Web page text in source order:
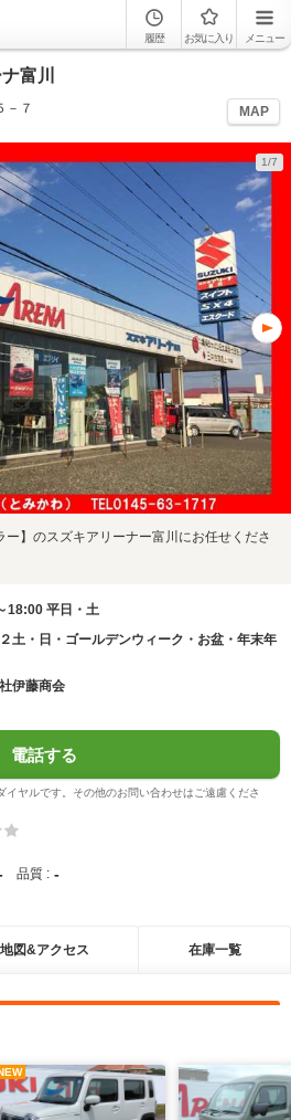
履歴 お気に入り メニュー
富川
－７ MAP
1/7
】のスズキアリーナー富川にお任せくださ
18:00 平日・土
土・日・ゴールデンウィーク・お盆・年末年
伊藤商会
電話する
ヤルです。その他のお問い合わせはご遠慮くださ
品質 : -
地図&アクセス 在庫一覧